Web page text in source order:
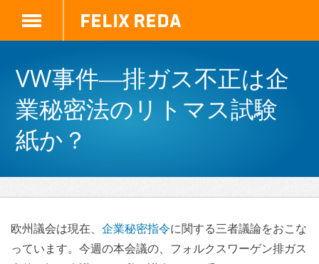
Felix Reda
VW事件―排ガス不正は企
業秘密法のリトマス試験
紙か？
欧州議会は現在、企業秘密指令に関する三者議論をおこな
っています。今週の本会議の、フォルクスワーゲン排ガス